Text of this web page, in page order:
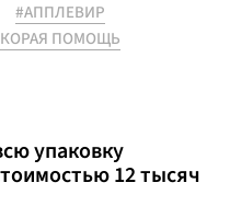
#АППЛЕВИР
ПОМОЩЬ
упаковку
12 тысяч